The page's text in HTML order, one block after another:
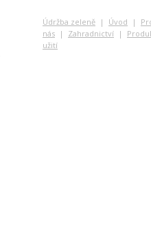
Údržba zeleně | Úvod |
nás | Zahradnictví |
užití